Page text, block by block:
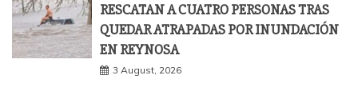
RESCATAN A CUATRO PERSONAS TRAS
QUEDAR ATRAPADAS POR INUNDACIÓN
EN REYNOSA
3 August, 2026